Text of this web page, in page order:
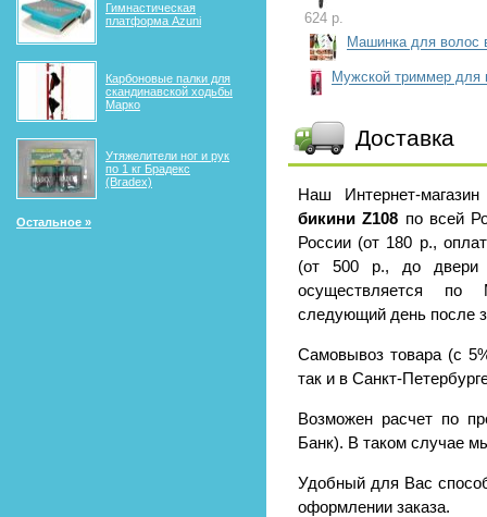
Гимнастическая
платформа Azuni
Карбоновые палки для
скандинавской ходьбы
Марко
Утяжелители ног и рук
по 1 кг Брадекс
(Bradex)
Остальное »
624 р.
Машинка для волос
Мужской триммер для
Доставка
Наш Интернет-
бикини Z108 по всей
России (от 180 р.,
(от 500 р., до двери
осуществляется по
следующий день после
Самовывоз товара (с
так и в Санкт-
Возможен расчет по
Банк). В таком случае
Удобный для Вас
оформлении заказа.